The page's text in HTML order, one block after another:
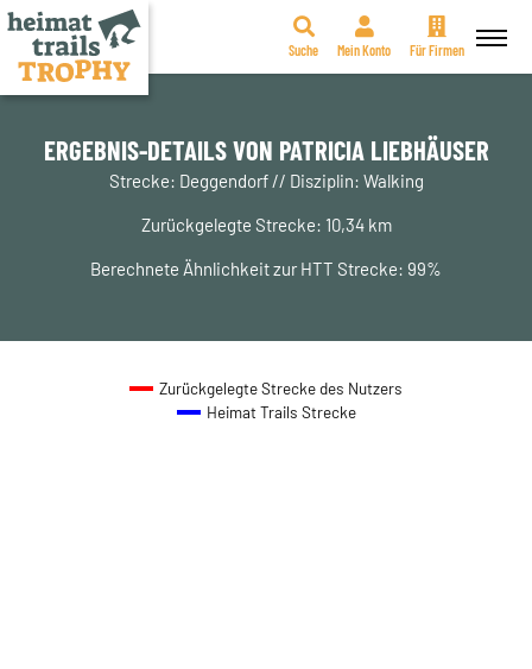
Zum
springen
Suche Mein Konto Für Firmen
ERGEBNIS-DETAILS VON PATRICIA LIEBHÄUSER
Strecke: Deggendorf // Disziplin: Walking
Zurückgelegte Strecke: 10,34 km
Berechnete Ähnlichkeit zur HTT Strecke: 99%
Zurückgelegte Strecke des Nutzers
Heimat Trails Strecke